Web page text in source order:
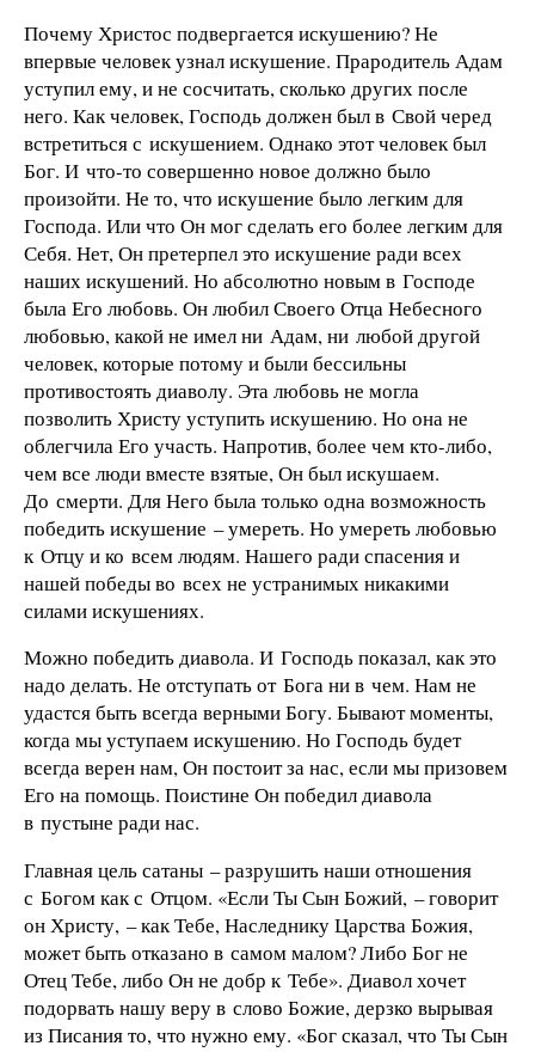
Почему Христос подвергается искушению? Не
впервые человек узнал искушение. Прародитель Адам
уступил ему, и не сосчитать, сколько других после
него. Как человек, Господь должен был в Свой черед
встретиться с искушением. Однако этот человек был
Бог. И что-то совершенно новое должно было
произойти. Не то, что искушение было легким для
Господа. Или что Он мог сделать его более легким для
Себя. Нет, Он претерпел это искушение ради всех
наших искушений. Но абсолютно новым в Господе
была Его любовь. Он любил Своего Отца Небесного
любовью, какой не имел ни Адам, ни любой другой
человек, которые потому и были бессильны
противостоять диаволу. Эта любовь не могла
позволить Христу уступить искушению. Но она не
облегчила Его участь. Напротив, более чем кто-либо,
чем все люди вместе взятые, Он был искушаем.
До смерти. Для Него была только одна возможность
победить искушение – умереть. Но умереть любовью
к Отцу и ко всем людям. Нашего ради спасения и
нашей победы во всех не устранимых никакими
силами искушениях.
Можно победить диавола. И Господь показал, как это
надо делать. Не отступать от Бога ни в чем. Нам не
удастся быть всегда верными Богу. Бывают моменты,
когда мы уступаем искушению. Но Господь будет
всегда верен нам, Он постоит за нас, если мы призовем
Его на помощь. Поистине Он победил диавола
в пустыне ради нас.
Главная цель сатаны – разрушить наши отношения
с Богом как с Отцом. «Если Ты Сын Божий, – говорит
он Христу, – как Тебе, Наследнику Царства Божия,
может быть отказано в самом малом? Либо Бог не
Отец Тебе, либо Он не добр к Тебе». Диавол хочет
подорвать нашу веру в слово Божие, дерзко вырывая
из Писания то, что нужно ему. «Бог сказал, что Ты Сын